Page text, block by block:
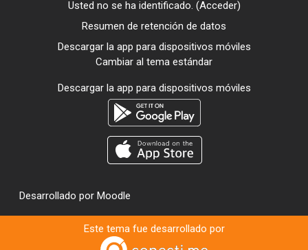
Usted no se ha identificado. (Acceder)
Resumen de retención de datos
Descargar la app para dispositivos móviles
Cambiar al tema estándar
Descargar la app para dispositivos móviles
Desarrollado por Moodle
Este tema fue desarrollado por